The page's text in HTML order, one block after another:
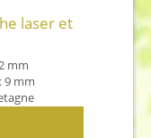
laser et
mm
9 mm